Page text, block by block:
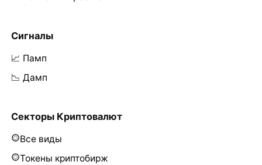
Сигналы
📈 Памп
📉 Дамп
Секторы Криптовалют
Все виды
Токены криптобирж